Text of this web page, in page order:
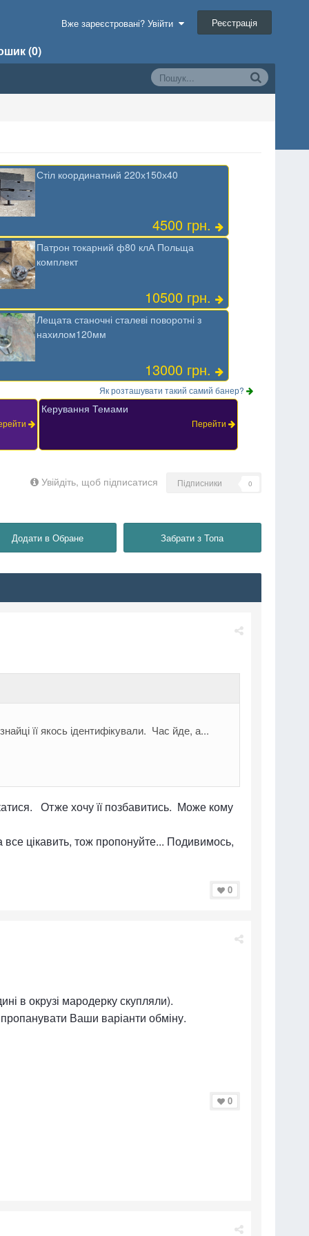
(0)
Вже зареєстровані? Увійти Реєстрація
Стіл координатний 220х150х40
4500 грн.
Патрон токарний ф80 клА Польща
комплект
10500 грн.
Лещата станочні сталеві поворотні з
нахилом120мм
13000 грн.
Як розташувати такий самий банер?
Керування Темами
Перейти
Увійдіть, щоб підписатися Підписники 0
Забрати з Топа
Додати в Обране
Отже хочу її позбавитись. Може кому
цікавить, тож пропонуйте... Подивимось,
0
в окрузі мародерку скупляли).
Ваши варіанти обміну.
0